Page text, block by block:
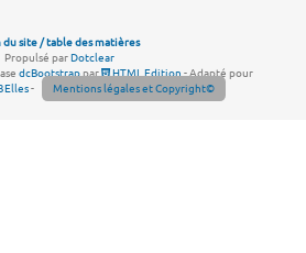
du site / table des matières
Propulsé parDotclear
dcBootstrappar HTML Edition- Adapté pour
- Mentions légales et Copyright©